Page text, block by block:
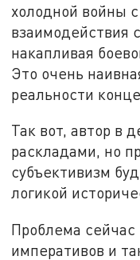
холодной войны
взаимодействия
накапливая
Это очень
реальности
Так вот, автор в
раскладами, но
субъективизм
логикой
Проблема сейчас
императивов и